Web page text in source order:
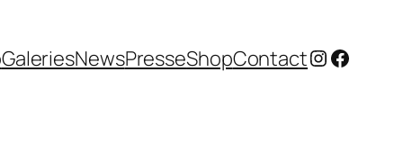
GaleriesNewsPresseShopContactInstagram